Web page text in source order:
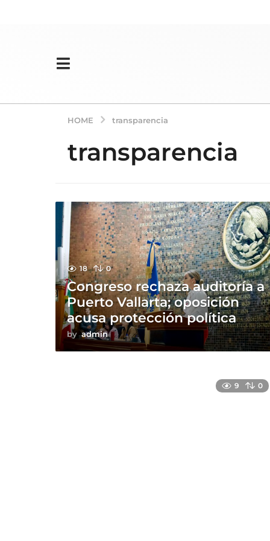
HOME transparencia
transparencia
18 0
Congreso rechaza auditoría a
Puerto Vallarta; oposición
acusa protección política
by admin
9 0